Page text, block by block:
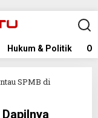
Hukum & Politik
SPMB di